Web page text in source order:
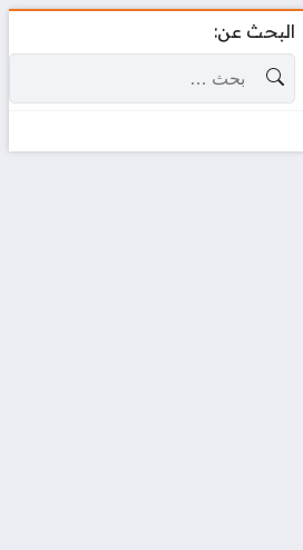
البحث عن: